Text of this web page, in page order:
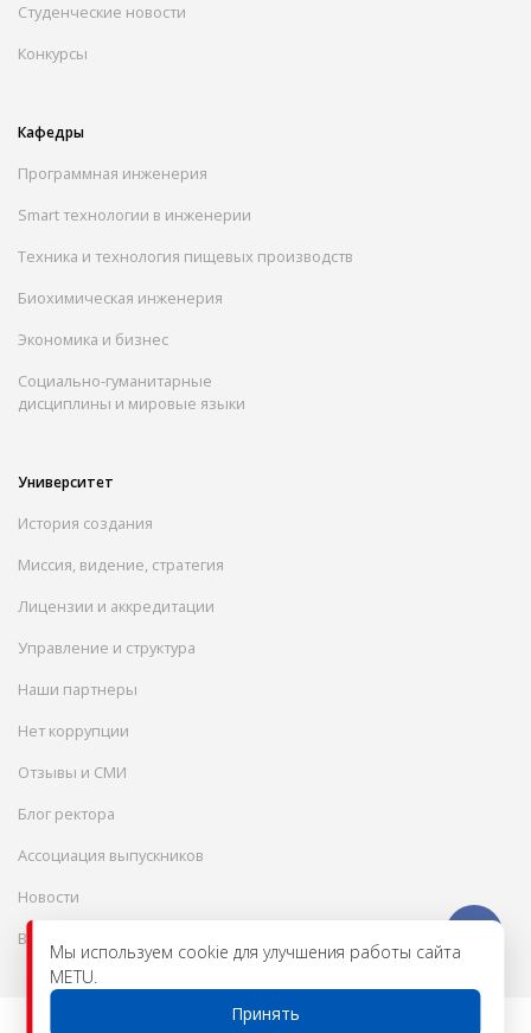
Мы используем cookie для улучшения работы сайта
METU.
Принять
Студенческие новости
Конкурсы
Кафедры
Программная инженерия
Smart технологии в инженерии
Техника и технология пищевых производств
Биохимическая инженерия
Экономика и бизнес
Социально-гуманитарные
дисциплины и мировые языки
Университет
История создания
Миссия, видение, стратегия
Лицензии и аккредитации
Управление и структура
Наши партнеры
Нет коррупции
Отзывы и СМИ
Блог ректора
Ассоциация выпускников
Новости
Вакансии
© 2026 Международный инженерно-